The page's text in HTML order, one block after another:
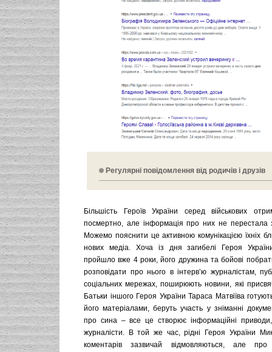
Регулярні повідомлення від родичів і друзів
Більшість Героїв України серед військових
посмертно, але інформація про них не перестала
Можемо пояснити це активною комунікацією їхніх
нових медіа. Хоча із дня загибелі Героя
пройшло вже 4 роки, його дружина та бойові
розповідати про нього в інтерв’ю журналістам,
соціальних мережах, поширюють новини, які
Батьки іншого Героя України Тараса Матвіїва
його матеріалами, беруть участь у зніманні
про сина – все це створює інформаційні
журналісти. В той же час, рідні Героя України
коментарів зазвичай відмовляються, але